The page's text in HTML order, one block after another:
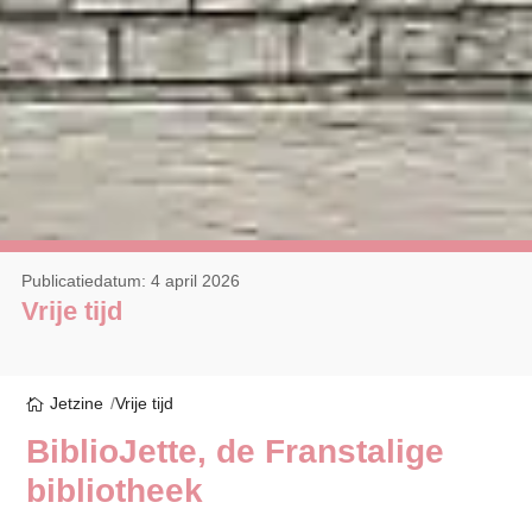
Vrije tijd
Publicatiedatum: 4 april 2026
Jetzine Vrije tijd
BiblioJette, de Franstalige
bibliotheek